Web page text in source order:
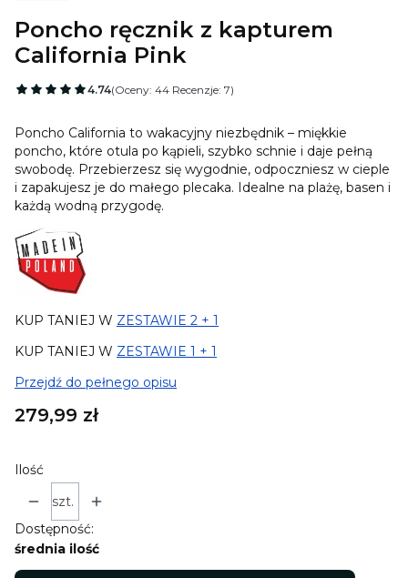
Poncho ręcznik z kapturem
California Pink
4.74(Oceny: 44 Recenzje: 7)
Poncho California to wakacyjny niezbędnik – miękkie
poncho, które otula po kąpieli, szybko schnie i daje pełną
swobodę. Przebierzesz się wygodnie, odpoczniesz w cieple
i zapakujesz je do małego plecaka. Idealne na plażę, basen i
każdą wodną przygodę.
KUP TANIEJ W ZESTAWIE 2 + 1
KUP TANIEJ W ZESTAWIE 1 + 1
Przejdź do pełnego opisu
Cena
279,99 zł
Ilość
szt.
Dostępność:
średnia ilość